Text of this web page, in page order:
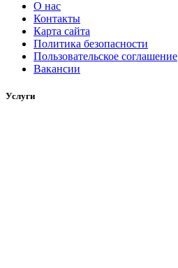
О нас
Контакты
Карта сайта
Политика безопасности
Пользовательское соглашение
Вакансии
Услуги